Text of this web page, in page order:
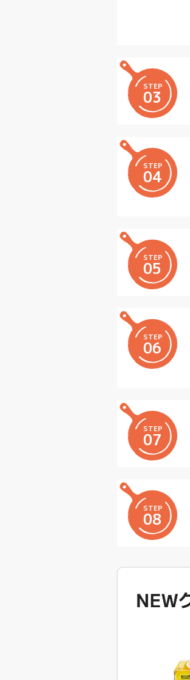
STEP
03
STEP
04
STEP
05
STEP
06
STEP
07
STEP
08